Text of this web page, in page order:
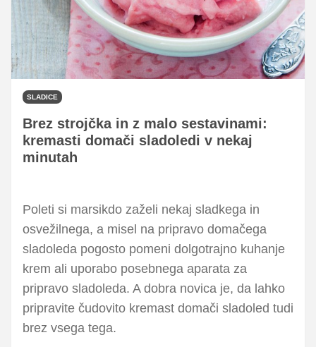
SLADICE
Brez strojčka in z malo sestavinami:
kremasti domači sladoledi v nekaj
minutah
Poleti si marsikdo zaželi nekaj sladkega in
osvežilnega, a misel na pripravo domačega
sladoleda pogosto pomeni dolgotrajno kuhanje
krem ali uporabo posebnega aparata za
pripravo sladoleda. A dobra novica je, da lahko
pripravite čudovito kremast domači sladoled tudi
brez vsega tega.